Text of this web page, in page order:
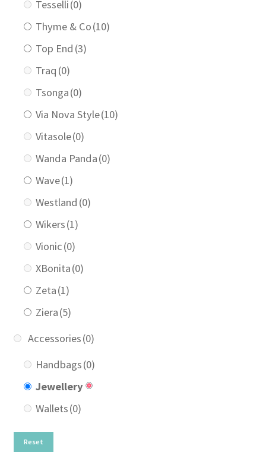
Tesselli(0)
Thyme & Co(10)
Top End (3)
Traq (0)
Tsonga(0)
Via Nova Style(10)
Vitasole(0)
Wanda Panda(0)
Wave(1)
Westland (0)
Wikers(1)
Vionic(0)
XBonita(0)
Zeta(1)
Ziera(5)
Accessories(0)
Handbags(0)
Jewellery
Wallets(0)
Reset